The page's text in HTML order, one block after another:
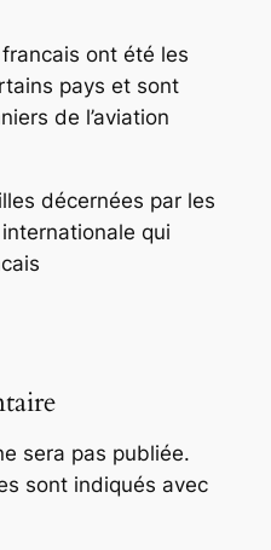
ont été les
pays et sont
de l’aviation
décernées par les
qui
sera pas publiée.
sont indiqués avec